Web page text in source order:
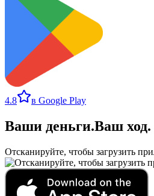
4.8 в Google Play
Ваши деньги.Ваш ход.
Отсканируйте, чтобы загрузить